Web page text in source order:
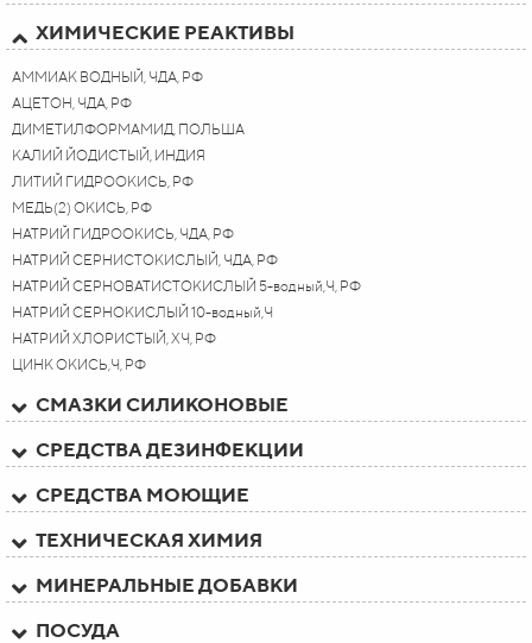
ХИМИЧЕСКИЕ РЕАКТИВЫ
АММИАК ВОДНЫЙ, ЧДА, РФ
АЦЕТОН, ЧДА, РФ
ДИМЕТИЛФОРМАМИД, ПОЛЬША
КАЛИЙ ЙОДИСТЫЙ, ИНДИЯ
ЛИТИЙ ГИДРООКИСЬ, РФ
МЕДЬ(2) ОКИСЬ, РФ
НАТРИЙ ГИДРООКИСЬ, ЧДА, РФ
НАТРИЙ СЕРНИСТОКИСЛЫЙ, ЧДА, РФ
НАТРИЙ СЕРНОВАТИСТОКИСЛЫЙ 5-водный,Ч, РФ
НАТРИЙ СЕРНОКИСЛЫЙ 10-водный,Ч
НАТРИЙ ХЛОРИСТЫЙ, ХЧ, РФ
ЦИНК ОКИСЬ,Ч, РФ
СМАЗКИ СИЛИКОНОВЫЕ
СРЕДСТВА ДЕЗИНФЕКЦИИ
СРЕДСТВА МОЮЩИЕ
ТЕХНИЧЕСКАЯ ХИМИЯ
МИНЕРАЛЬНЫЕ ДОБАВКИ
ПОСУДА